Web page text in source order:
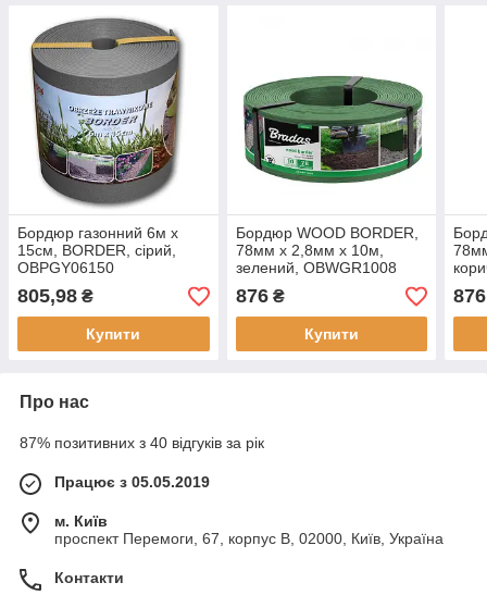
Бордюр газонний 6м х
15см, BORDER, сірий,
OBPGY06150
805,98 ₴
Купити
Бордюр WOOD BORDER,
78мм х 2,8мм х 10м,
зелений, OBWGR1008
876₴
Купити
876
Про нас
87% позитивних з 40 відгуків за рік
Працює з 05.05.2019
м. Київ
проспект Перемоги, 67, корпус В, 02000, Київ, Україна
Контакти